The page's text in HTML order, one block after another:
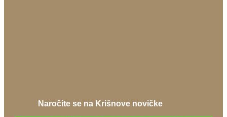
Naročite se na Krišnove novičke